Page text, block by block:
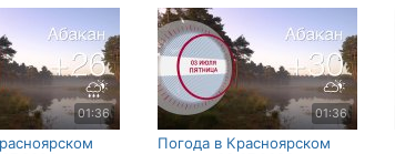
01:36 01:36
Погода в Красноярском